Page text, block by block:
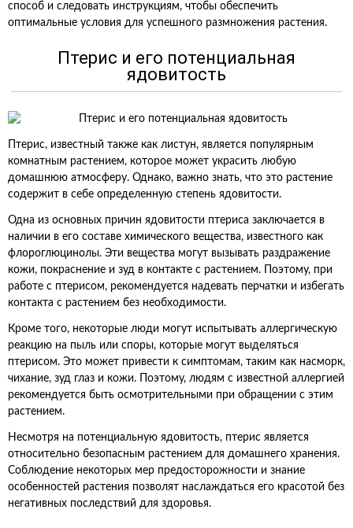
способ и следовать инструкциям, чтобы обеспечить
оптимальные условия для успешного размножения растения.
Птерис и его потенциальная
ядовитость
Птерис, известный также как листун, является популярным
комнатным растением, которое может украсить любую
домашнюю атмосферу. Однако, важно знать, что это растение
содержит в себе определенную степень ядовитости.
Одна из основных причин ядовитости птериса заключается в
наличии в его составе химического вещества, известного как
флороглюцинолы. Эти вещества могут вызывать раздражение
кожи, покраснение и зуд в контакте с растением. Поэтому, при
работе с птерисом, рекомендуется надевать перчатки и избегать
контакта с растением без необходимости.
Кроме того, некоторые люди могут испытывать аллергическую
реакцию на пыль или споры, которые могут выделяться
птерисом. Это может привести к симптомам, таким как насморк,
чихание, зуд глаз и кожи. Поэтому, людям с известной аллергией
рекомендуется быть осмотрительными при обращении с этим
растением.
Несмотря на потенциальную ядовитость, птерис является
относительно безопасным растением для домашнего хранения.
Соблюдение некоторых мер предосторожности и знание
особенностей растения позволят наслаждаться его красотой без
негативных последствий для здоровья.